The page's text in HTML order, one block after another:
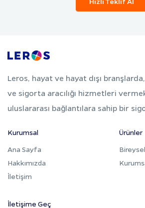
Leros, hayat ve hayat dışı
ve sigorta aracılığı hizmetleri
uluslararası bağlantılara sahip bir
Kurumsal
Ana Sayfa
Hakkımızda
İletişim
Ürünler
İletişime Geç